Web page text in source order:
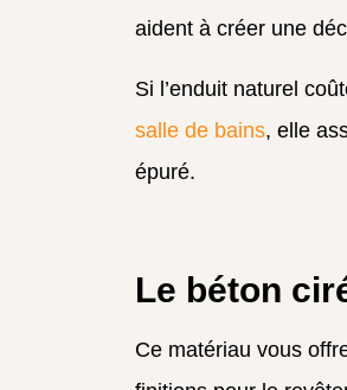
aident à créer une
Si l’enduit naturel
salle de bains, elle
épuré.
Le béton
Ce matériau vous